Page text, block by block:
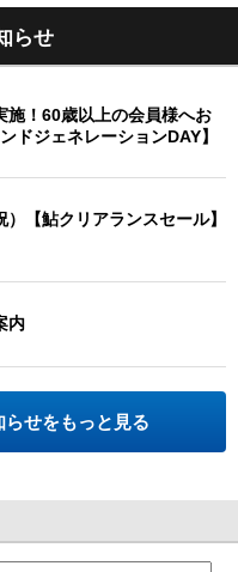
らせ
施！60歳以上の会員様へお
ドジェネレーションDAY】
【鮎クリアランスセール】
内
せをもっと見る